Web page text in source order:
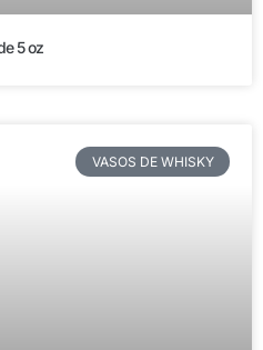
5 oz
VASOS DE WHISKY